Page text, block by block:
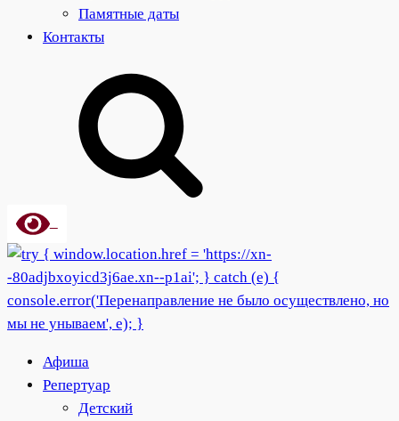
Памятные даты
Контакты
Афиша
Репертуар
Детский